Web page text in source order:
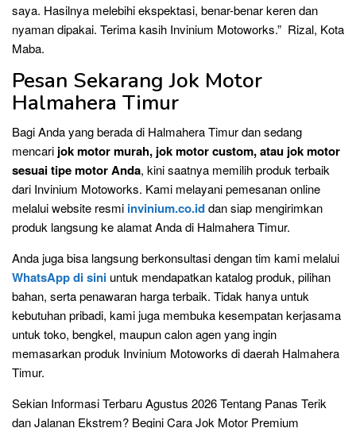
saya. Hasilnya melebihi ekspektasi, benar-benar keren dan
nyaman dipakai. Terima kasih Invinium Motoworks.” Rizal, Kota
Maba.
Pesan Sekarang Jok Motor
Halmahera Timur
Bagi Anda yang berada di Halmahera Timur dan sedang
mencari jok motor murah, jok motor custom, atau jok motor
sesuai tipe motor Anda, kini saatnya memilih produk terbaik
dari Invinium Motoworks. Kami melayani pemesanan online
melalui website resmi invinium.co.iddan siap mengirimkan
produk langsung ke alamat Anda di Halmahera Timur.
Anda juga bisa langsung berkonsultasi dengan tim kami melalui
WhatsApp di sini untuk mendapatkan katalog produk, pilihan
bahan, serta penawaran harga terbaik. Tidak hanya untuk
kebutuhan pribadi, kami juga membuka kesempatan kerjasama
untuk toko, bengkel, maupun calon agen yang ingin
memasarkan produk Invinium Motoworks di daerah Halmahera
Timur.
Sekian Informasi Terbaru Agustus 2026 Tentang Panas Terik
dan Jalanan Ekstrem? Begini Cara Jok Motor Premium